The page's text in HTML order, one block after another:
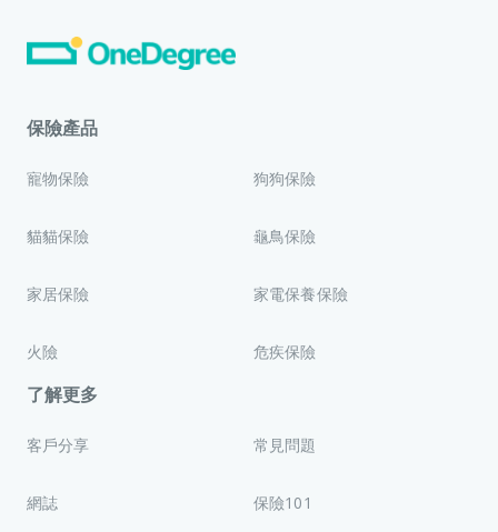
保險產品
寵物保險 狗狗保險
貓貓保險 龜鳥保險
家居保險 家電保養保險
火險 危疾保險
了解更多
客戶分享 常見問題
網誌 保險101